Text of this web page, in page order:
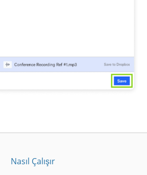
Nasıl Çalışır